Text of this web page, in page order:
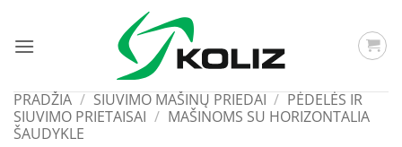
content
PRADŽIA / SIUVIMO MAŠINŲ PRIEDAI / PĖDELĖS IR
SIUVIMO PRIETAISAI / MAŠINOMS SU HORIZONTALIA
ŠAUDYKLE